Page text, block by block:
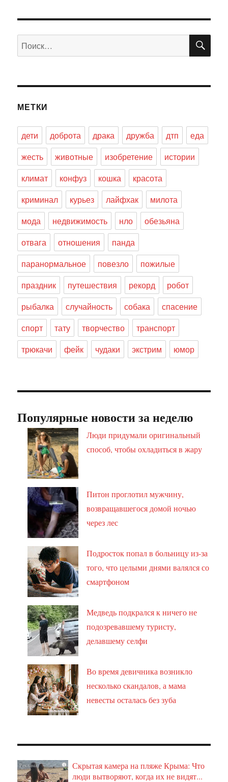
Искать:
МЕТКИ
дети доброта драка дружба дтп
еда
жесть
животные изобретение
истории
климат
конфуз кошка
красота
криминал
курьез лайфхак
милота
мода
недвижимость нло
обезьяна
отвага
отношения
панда
паранормальное
повезло
пожилые
праздник
путешествия рекорд
робот
рыбалка
случайность собака
спасение
спорт
тату творчество
транспорт
трюкачи
фейк чудаки экстрим юмор
Популярные новости за неделю
Люди придумали оригинальный
способ, чтобы охладиться в жару
Питон проглотил мужчину,
возвращавшегося домой ночью
через лес
Подросток попал в больницу из-за
того, что целыми днями валялся со
смартфоном
Медведь подкрался к ничего не
подозревавшему туристу,
делавшему селфи
Во время девичника возникло
несколько скандалов, а мама
невесты осталась без зуба
i
Скрытая камера на пляже Крыма: Что
люди вытворяют, когда их не видят...